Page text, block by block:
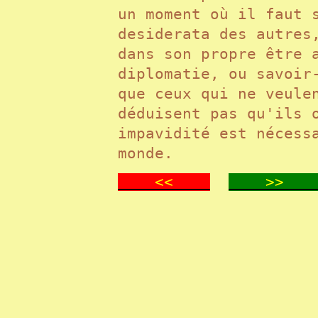
un moment où il faut
desiderata des
dans son propre être
diplomatie, ou
que ceux qui ne
déduisent pas
impavidité est
monde.
<<